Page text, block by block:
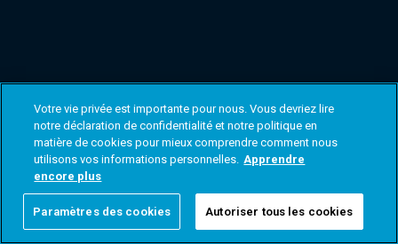
Votre vie privée est importante pour nous. Vous devriez lire
notre déclaration de confidentialité et notre politique en
matière de cookies pour mieux comprendre comment nous
utilisons vos informations personnelles. Apprendre
encore plus
Paramètres des cookies Autoriser tous les cookies